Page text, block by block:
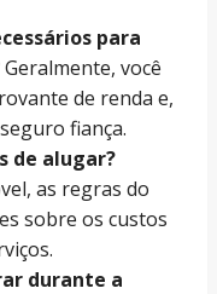
para
Geralmente, você
de renda e,
fiança.
de alugar?
as regras do
sobre os custos
durante a